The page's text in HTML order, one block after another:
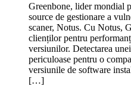
Greenbone, lider mondial
source de gestionare a
scaner, Notus. Cu Notus,
clienților pentru
versiunilor. Detectarea
periculoase pentru o
versiunile de software
[…]